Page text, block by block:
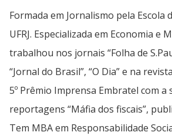
Formada em Jornalismo pela Escola
UFRJ. Especializada em Economia e
trabalhou nos jornais “Folha de
“Jornal do Brasil”, “O Dia” e na
5º Prêmio Imprensa Embratel com a
reportagens “Máfia dos fiscais”,
Tem MBA em Responsabilidade